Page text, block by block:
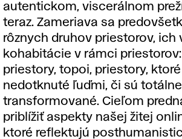
autentickom, viscerálnom
teraz. Zameriava sa
rôznych druhov priestorov, ich
kohabitácie v rámci
priestory, topoi, priestory,
nedotknuté ľuďmi, či sú
transformované. Cieľom
priblížiť aspekty našej žitej
ktoré reflektujú